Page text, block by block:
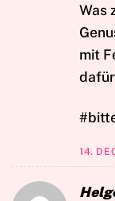
Was
mit
14.